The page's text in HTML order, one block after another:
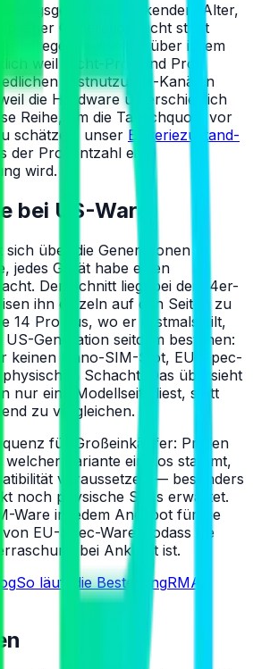
mit sinkendem Alter,
einer Generation nicht strikt
liegen teils leicht über ihrem
weil Nicht-Pro- und Pro-
Erstnutzungs-Kanälen
die Hardware unterschiedlich
Reihe, um die Tauschquote vor
schätzen; unser Batteriezustand-
Prozentzahl eine
wird.
bei US-Ware
sich über die Generationen
jedes Gerät habe einen
Der Schnitt liegt bei der 14er-
ihn einzeln auf den Seiten zu
14 Pro aus, wo er erstmals gilt,
Generation seitdem bestehen:
keinen Nano-SIM-Slot, EU-Spec-
Schacht. Das übersieht
nur eine Modellseite liest, statt
zu vergleichen.
für Großeinkäufer: Prüfen
welcher Variante ein Los stammt,
voraussetzen — besonders
noch physische SIMs erwartet.
Ware in jedem Angebot für die
EU-Spec-Ware, sodass die
bei Ankunft ist.
So läuft die BestellungRMA-